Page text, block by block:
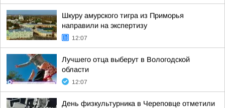
Шкуру амурского тигра из Приморья
направили на экспертизу
12:07
Лучшего отца выберут в Вологодской
области
12:07
День физкультурника в Череповце отметили